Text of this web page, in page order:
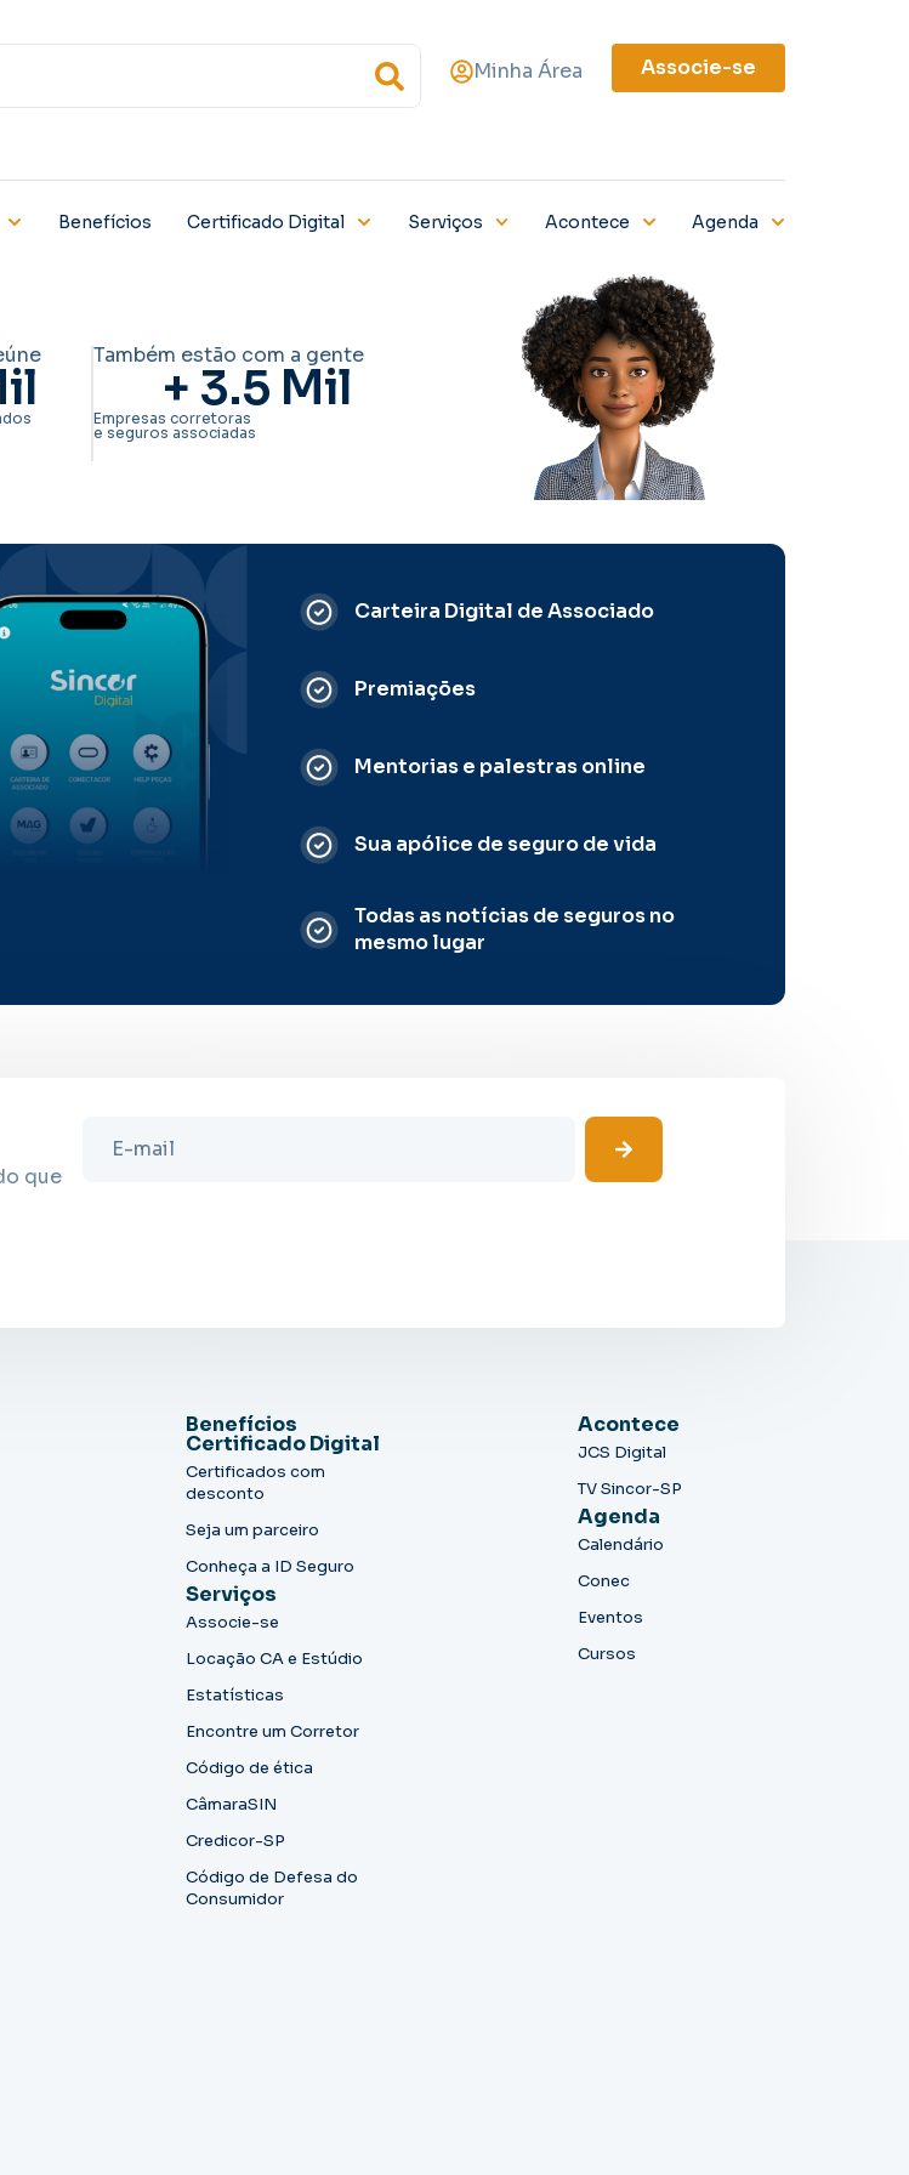
Minha Área Associe-se
Benefícios Certificado Digital Serviços Acontece Agenda
Também estão com a gente
+ 3.5 Mil
Empresas corretoras
e seguros associadas
Carteira Digital de Associado
Premiações
Mentorias e palestras online
Sua apólice de seguro de vida
Todas as notícias de seguros no
mesmo lugar
que
Benefícios
Certificado Digital
Certificados com
desconto
Seja um parceiro
Conheça a ID Seguro
Serviços
Associe-se
Locação CA e Estúdio
Estatísticas
Encontre um Corretor
Código de ética
CâmaraSIN
Credicor-SP
Código de Defesa do
Consumidor
Acontece
JCS Digital
TV Sincor-SP
Agenda
Calendário
Conec
Eventos
Cursos